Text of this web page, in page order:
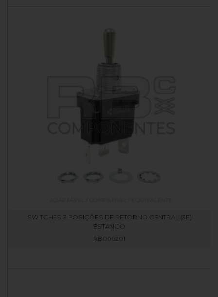
SWITCHES 3 POSIÇÕES DE RETORNO CENTRAL (3F)
ESTANCO
RB006201